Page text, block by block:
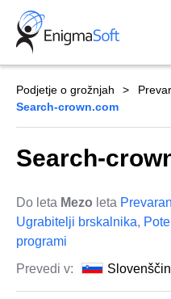
Skip
content
Podjetje o grožnjah
Search-crown.com
Search-
Do leta Mezo leta
Ugrabitelji brskalnika,
programi
Prevedi v: